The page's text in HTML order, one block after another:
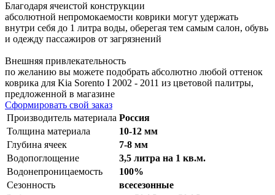
Благодаря ячеистой конструкции
абсолютной непромокаемости коврики могут удержать
внутри себя до 1 литра воды, оберегая тем самым салон, обувь
и одежду пассажиров от загрязнений
Внешняя привлекательность
по желанию вы можете подобрать абсолютно любой оттенок
коврика для Kia Sorento I 2002 - 2011 из цветовой палитры,
предложенной в магазине
Сформировать свой заказ
Производитель материала Россия
Толщина материала
10-12 мм
Глубина ячеек
7-8 мм
Водопоглощение
3,5 литра на 1 кв.м.
Водонепроницаемость
100%
Сезонность
всесезонные